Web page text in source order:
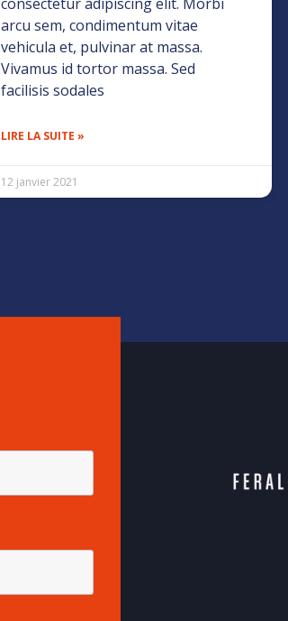
arcu sem, condimentum vitae
vehicula et, pulvinar at massa.
Vivamus id tortor massa. Sed
facilisis sodales
LIRE LA SUITE »
12 janvier 2021